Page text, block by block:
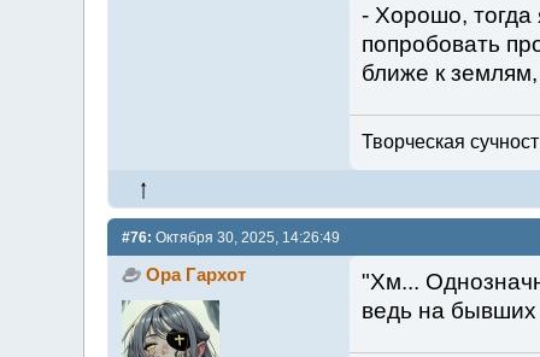
- Хорошо, тогда
попробовать
ближе к
Творческая
#76: Октября 30, 2025, 14:26:49
Ора Гархот
"Хм...
ведь на бывших